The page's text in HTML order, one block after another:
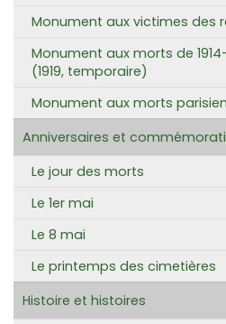
Monument aux victimes des
Monument aux morts de
(1919, temporaire)
Monument aux morts
Anniversaires et
Le jour des morts
Le 1er mai
Le 8 mai
Le printemps des cimetières
Histoire et histoires